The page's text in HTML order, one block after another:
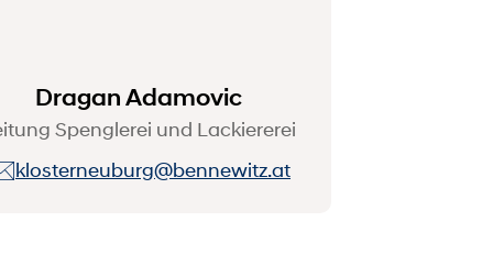
Dragan Adamovic
Spenglerei und Lackiererei
klosterneuburg@bennewitz.at